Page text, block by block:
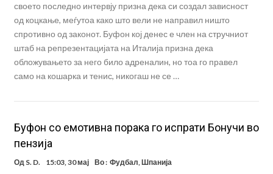
своето последно интервју призна дека си создал зависност
од коцкање, меѓутоа како што вели не направил ништо
спротивно од законот. Буфон кој денес е член на стручниот
штаб на репрезентацијата на Италија призна дека
обложувањето за него било адреналин, но тоа го правел
само на кошарка и тенис, никогаш не се …
Буфон со емотивна порака го испрати Бонучи во
пензија
Од S. D. 15:03, 30 мај Во : Фудбал,Шпанија